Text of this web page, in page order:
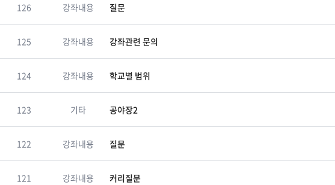
126 강좌내용 질문
125 강좌내용 강좌관련 문의
124 강좌내용 학교별 범위
123 기타 공야장2
122 강좌내용 질문
121 강좌내용 커리질문